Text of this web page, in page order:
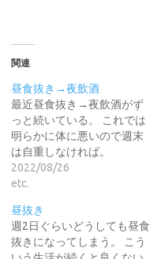
関連
昼食抜き→夜飲酒
最近昼食抜き→夜飲酒がず
っと続いている。 これでは
明らかに体に悪いので週末
は自重しなければ。
2022/08/26
etc.
昼抜き
週2日ぐらいどうしても昼食
抜きになってしまう。 こう